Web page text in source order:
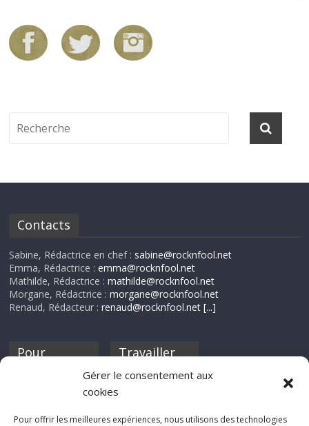
Gérer le consentement aux
cookies
Pour offrir les meilleures expériences, nous utilisons des technologies
Contacts
Sabine, Rédactrice en chef : sabine@rocknfool.net
Emma, Rédactrice :emma@rocknfool.net
Mathilde, Rédactrice :mathilde@rocknfool.net
Morgane, Rédactrice :morgane@rocknfool.net
Renaud, Rédacteur :renaud@rocknfool.net [...]
Pour
discothèque
Travailler
Si tu souhaites
Rocknfool, n'hésite